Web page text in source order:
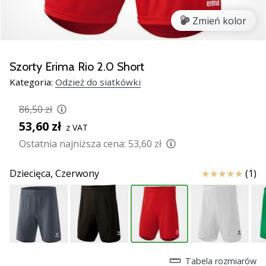
Świąteczne
prezenty
–
Nasze
porady
pomogą
Ci
wybrać
idealny
Znajdź
buty,
ubrania
i…
Zmień kolor
Szorty Erima Rio 2.0 Short
Kategoria: Odzież do siatkówki
86,50 zł
53,60 zł z VAT
Ostatnia najniższa cena: 53,60 zł
Dziecięca, Czerwony Ocena (1)
Tabela rozmiarów